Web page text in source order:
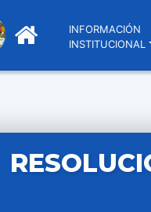
INFORMACIÓN
INSTITUCIONAL